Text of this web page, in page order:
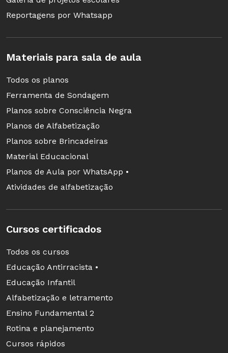
Reportagens por Whatsapp
Materiais para sala de aula
Todos os planos
Ferramenta de Sondagem
Planos sobre Consciência Negra
Planos de Alfabetização
Planos sobre Brincadeiras
Material Educacional
Planos de Aula por WhatsApp •
Atividades de alfabetização
Cursos certificados
Todos os cursos
Educação Antirracista •
Educação Infantil
Alfabetização e letramento
Ensino Fundamental 2
Rotina e planejamento
Cursos rápidos